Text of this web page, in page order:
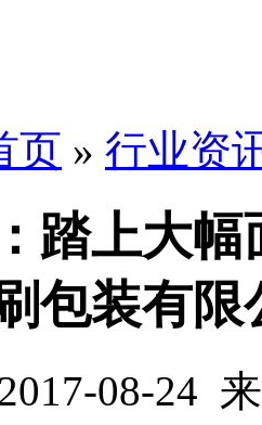
页 » 行业资
踏上大
包装有
08-24